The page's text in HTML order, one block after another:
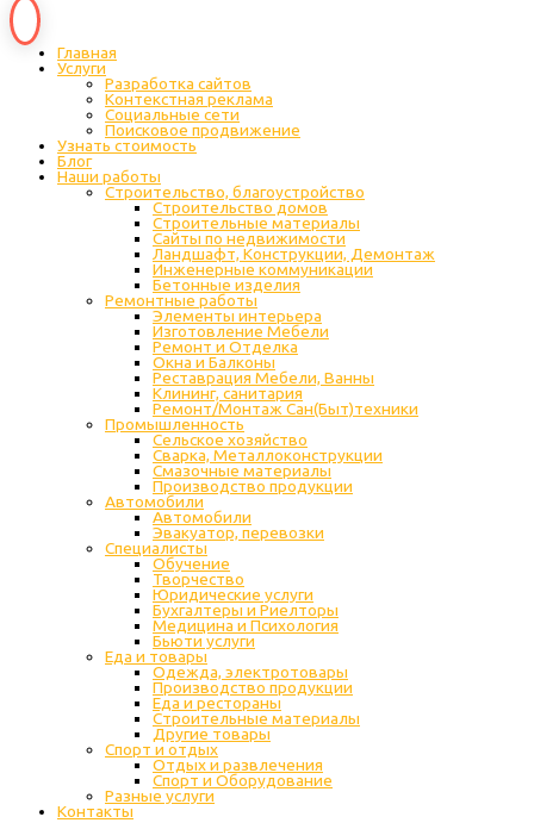
Главная
Услуги
Разработка сайтов
Контекстная реклама
Социальные сети
Поисковое продвижение
Узнать стоимость
Блог
Наши работы
Строительство, благоустройство
Строительство домов
Строительные материалы
Сайты по недвижимости
Ландшафт, Конструкции, Демонтаж
Инженерные коммуникации
Бетонные изделия
Ремонтные работы
Элементы интерьера
Изготовление Мебели
Ремонт и Отделка
Окна и Балконы
Реставрация Мебели, Ванны
Клининг, санитария
Ремонт/Монтаж Сан(Быт)техники
Промышленность
Cельское хозяйство
Сварка, Металлоконструкции
Cмазочные материалы
Производство продукции
Автомобили
Автомобили
Эвакуатор, перевозки
Специалисты
Обучение
Творчество
Юридические услуги
Бухгалтеры и Риелторы
Медицина и Психология
Бьюти услуги
Еда и товары
Одежда, электротовары
Производство продукции
Еда и рестораны
Строительные материалы
Другие товары
Спорт и отдых
Отдых и развлечения
Спорт и Оборудование
Разные услуги
Контакты